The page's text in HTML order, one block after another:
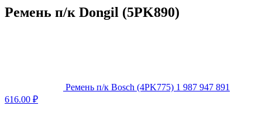
Ремень п/к Dongil (5PK890)
Ремень п/к Bosch (4PK775) 1 987 947 891
616.00 ₽